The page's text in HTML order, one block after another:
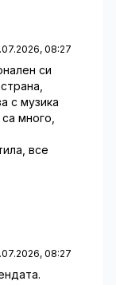
08:27
си
с музика
много,
все
08:27